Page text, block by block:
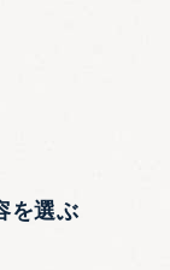
を選ぶ